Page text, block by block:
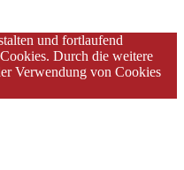
und fortlaufend
Durch die weitere
Verwendung von Cookies